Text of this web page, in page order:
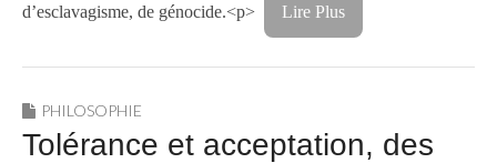
d’esclavagisme, de génocide.<p> Lire Plus
PHILOSOPHIE
Tolérance et acceptation, des